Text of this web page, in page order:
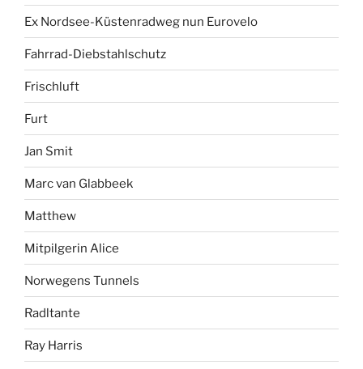
Ex Nordsee-Küstenradweg nun Eurovelo
Fahrrad-Diebstahlschutz
Frischluft
Furt
Jan Smit
Marc van Glabbeek
Matthew
Mitpilgerin Alice
Norwegens Tunnels
Radltante
Ray Harris